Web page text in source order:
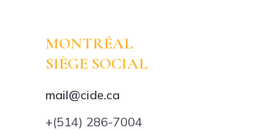
MONTRÉAL
SIÈGE SOCIAL
mail@cide.ca
+(514) 286-7004